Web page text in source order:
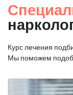
Курс лечения
Мы поможем